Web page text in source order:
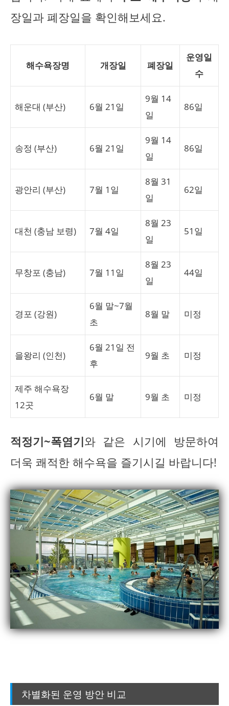
장일과 폐장일을 확인해보세요.
해수욕장명 개장일 폐장일
운영일
수
해운대 (부산) 6월 21일
9월 14
일
86일
송정 (부산) 6월 21일
9월 14
일
86일
광안리 (부산) 7월 1일
8월 31
일
62일
대천 (충남 보령) 7월 4일
8월 23
일
51일
무창포 (충남) 7월 11일
8월 23
일
44일
경포 (강원)
6월 말~7월
초
8월 말 미정
을왕리 (인천)
6월 21일 전
후
9월 초 미정
제주 해수욕장
12곳
6월 말 9월 초 미정
적정기~폭염기와 같은 시기에 방문하여
더욱 쾌적한 해수욕을 즐기시길 바랍니다!
차별화된 운영 방안 비교